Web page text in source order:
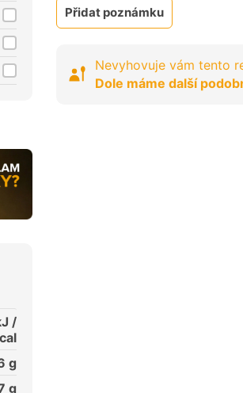
/
g
g
Přidat poznámku
Nevyhovuje vám tento
Dole máme další